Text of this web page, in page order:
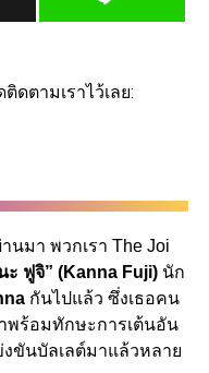
ตามเราไว้เลย:
นมา พวกเรา The Joi
ะ ฟูจิ” (Kanna Fuji) นัก
กันไปแล้ว ซึ่งเธอคน
พร้อมทักษะการเต้นอัน
ขันบัลเลต์มาแล้วหลาย